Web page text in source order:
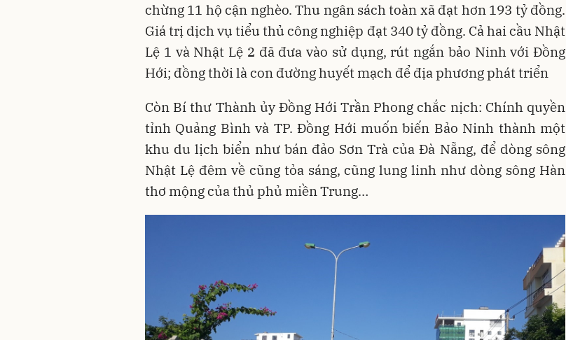
chừng 11 hộ cận nghèo. Thu ngân sách toàn xã đạt hơn 193 tỷ đồng.
Giá trị dịch vụ tiểu thủ công nghiệp đạt 340 tỷ đồng. Cả hai cầu Nhật
Lệ 1 và Nhật Lệ 2 đã đưa vào sử dụng, rút ngắn bảo Ninh với Đồng
Hới; đồng thời là con đường huyết mạch để địa phương phát triển
Còn Bí thư Thành ủy Đồng Hới Trần Phong chắc nịch: Chính quyền
tỉnh Quảng Bình và TP. Đồng Hới muốn biến Bảo Ninh thành một
khu du lịch biển như bán đảo Sơn Trà của Đà Nẵng, để dòng sông
Nhật Lệ đêm về cũng tỏa sáng, cũng lung linh như dòng sông Hàn
thơ mộng của thủ phủ miền Trung…